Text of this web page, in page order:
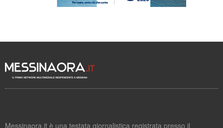
Messinaora.it è una testata giornalistica registrata presso il